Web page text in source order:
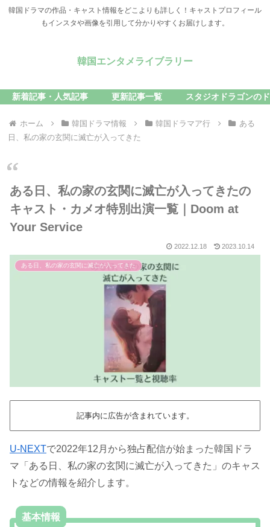
韓国ドラマの作品・キャスト情報をどこよりも詳しく！キャストプロフィール
もインスタや画像を引用して分かりやすくお届けします。
韓国エンタメライブラリー
新着記事・人気記事 更新記事一覧 スタジオドラゴンの
ホーム 韓国ドラマ情報 韓国ドラマア行
ある
日、私の家の玄関に滅亡が入ってきた
ある日、私の家の玄関に滅亡が入ってきたの
キャスト・カメオ特別出演一覧｜Doom at
Your Service
2022.12.18 2023.10.14
ある日、私の家の玄関に滅亡が入ってきた
記事内に広告が含まれています。
U-NEXTで2022年12月から独占配信が始まった韓国ドラ
マ「ある日、私の家の玄関に滅亡が入ってきた」のキャス
トなどの情報を紹介します。
基本情報